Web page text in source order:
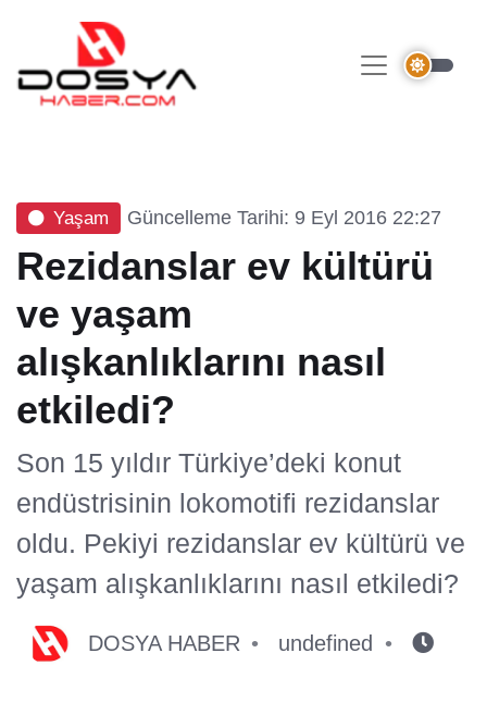
Yaşam Güncelleme Tarihi: 9 Eyl 2016 22:27
Rezidanslar ev kültürü
ve yaşam
alışkanlıklarını nasıl
etkiledi?
Son 15 yıldır Türkiye’deki konut
endüstrisinin lokomotifi rezidanslar
oldu. Pekiyi rezidanslar ev kültürü ve
yaşam alışkanlıklarını nasıl etkiledi?
DOSYA HABER undefined